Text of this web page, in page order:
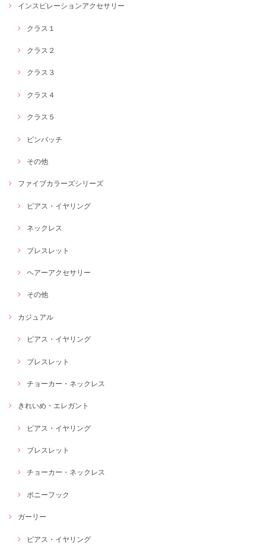
インスピレーションアクセサリー
クラス１
クラス２
クラス３
クラス４
クラス５
ピンバッチ
その他
ファイブカラーズシリーズ
ピアス・イヤリング
ネックレス
ブレスレット
ヘアーアクセサリー
その他
カジュアル
ピアス・イヤリング
ブレスレット
チョーカー・ネックレス
きれいめ・エレガント
ピアス・イヤリング
ブレスレット
チョーカー・ネックレス
ポニーフック
ガーリー
ピアス・イヤリング